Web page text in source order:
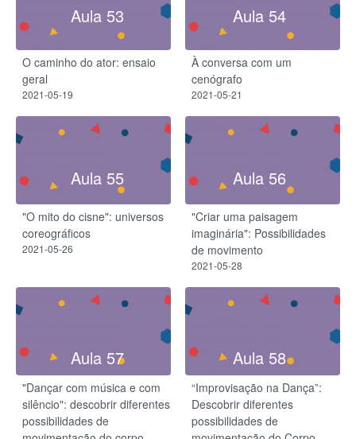
Aula 53
O caminho do ator: ensaio
geral
2021-05-19
Aula 54
À conversa com um
cenógrafo
2021-05-21
Aula 55
"O mito do cisne": universos
coreográficos
2021-05-26
Aula 56
"Criar uma paisagem
imaginária": Possibilidades
de movimento
2021-05-28
Aula 57
"Dançar com música e com
silêncio": descobrir diferentes
possibilidades de
Aula 58
“Improvisação na Dança”:
Descobrir diferentes
possibilidades de